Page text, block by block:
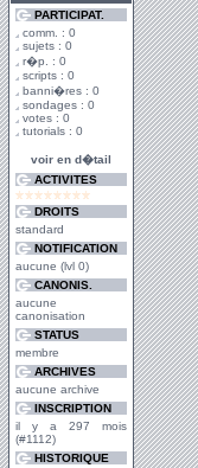
PARTICIPAT.
comm. : 0
sujets : 0
r�p. : 0
scripts : 0
banni�res : 0
sondages : 0
votes : 0
tutorials : 0
voir en d�tail
ACTIVITES
DROITS
standard
NOTIFICATION
aucune (lvl 0)
CANONIS.
aucune
canonisation
STATUS
membre
ARCHIVES
aucune archive
INSCRIPTION
il y a 297 mois
(#1112)
HISTORIQUE